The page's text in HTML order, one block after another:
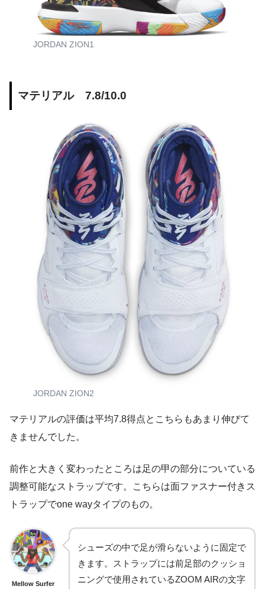
JORDAN ZION1
マテリアル 7.8/10.0
JORDAN ZION2
マテリアルの評価は平均7.8得点とこちらもあまり伸びて
きませんでした。
前作と大きく変わったところは足の甲の部分についている
調整可能なストラップです。こちらは面ファスナー付きス
トラップでone wayタイプのもの。
Mellow Surfer
シューズの中で足が滑らないように固定で
きます。ストラップには前足部のクッショ
ニングで使用されているZOOM AIRの文字